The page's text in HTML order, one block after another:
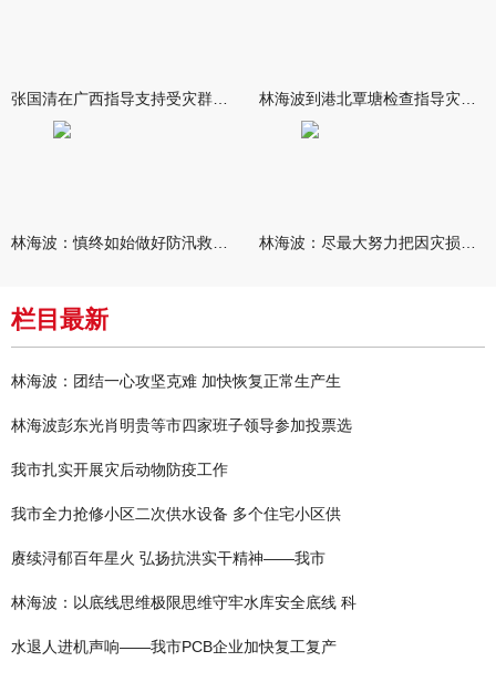
栏目最新
林海波：团结一心攻坚克难 加快恢复正常生产生
林海波彭东光肖明贵等市四家班子领导参加投票选
我市扎实开展灾后动物防疫工作
我市全力抢修小区二次供水设备 多个住宅小区供
赓续浔郁百年星火 弘扬抗洪实干精神——我市
林海波：以底线思维极限思维守牢水库安全底线 科
水退人进机声响——我市PCB企业加快复工复产